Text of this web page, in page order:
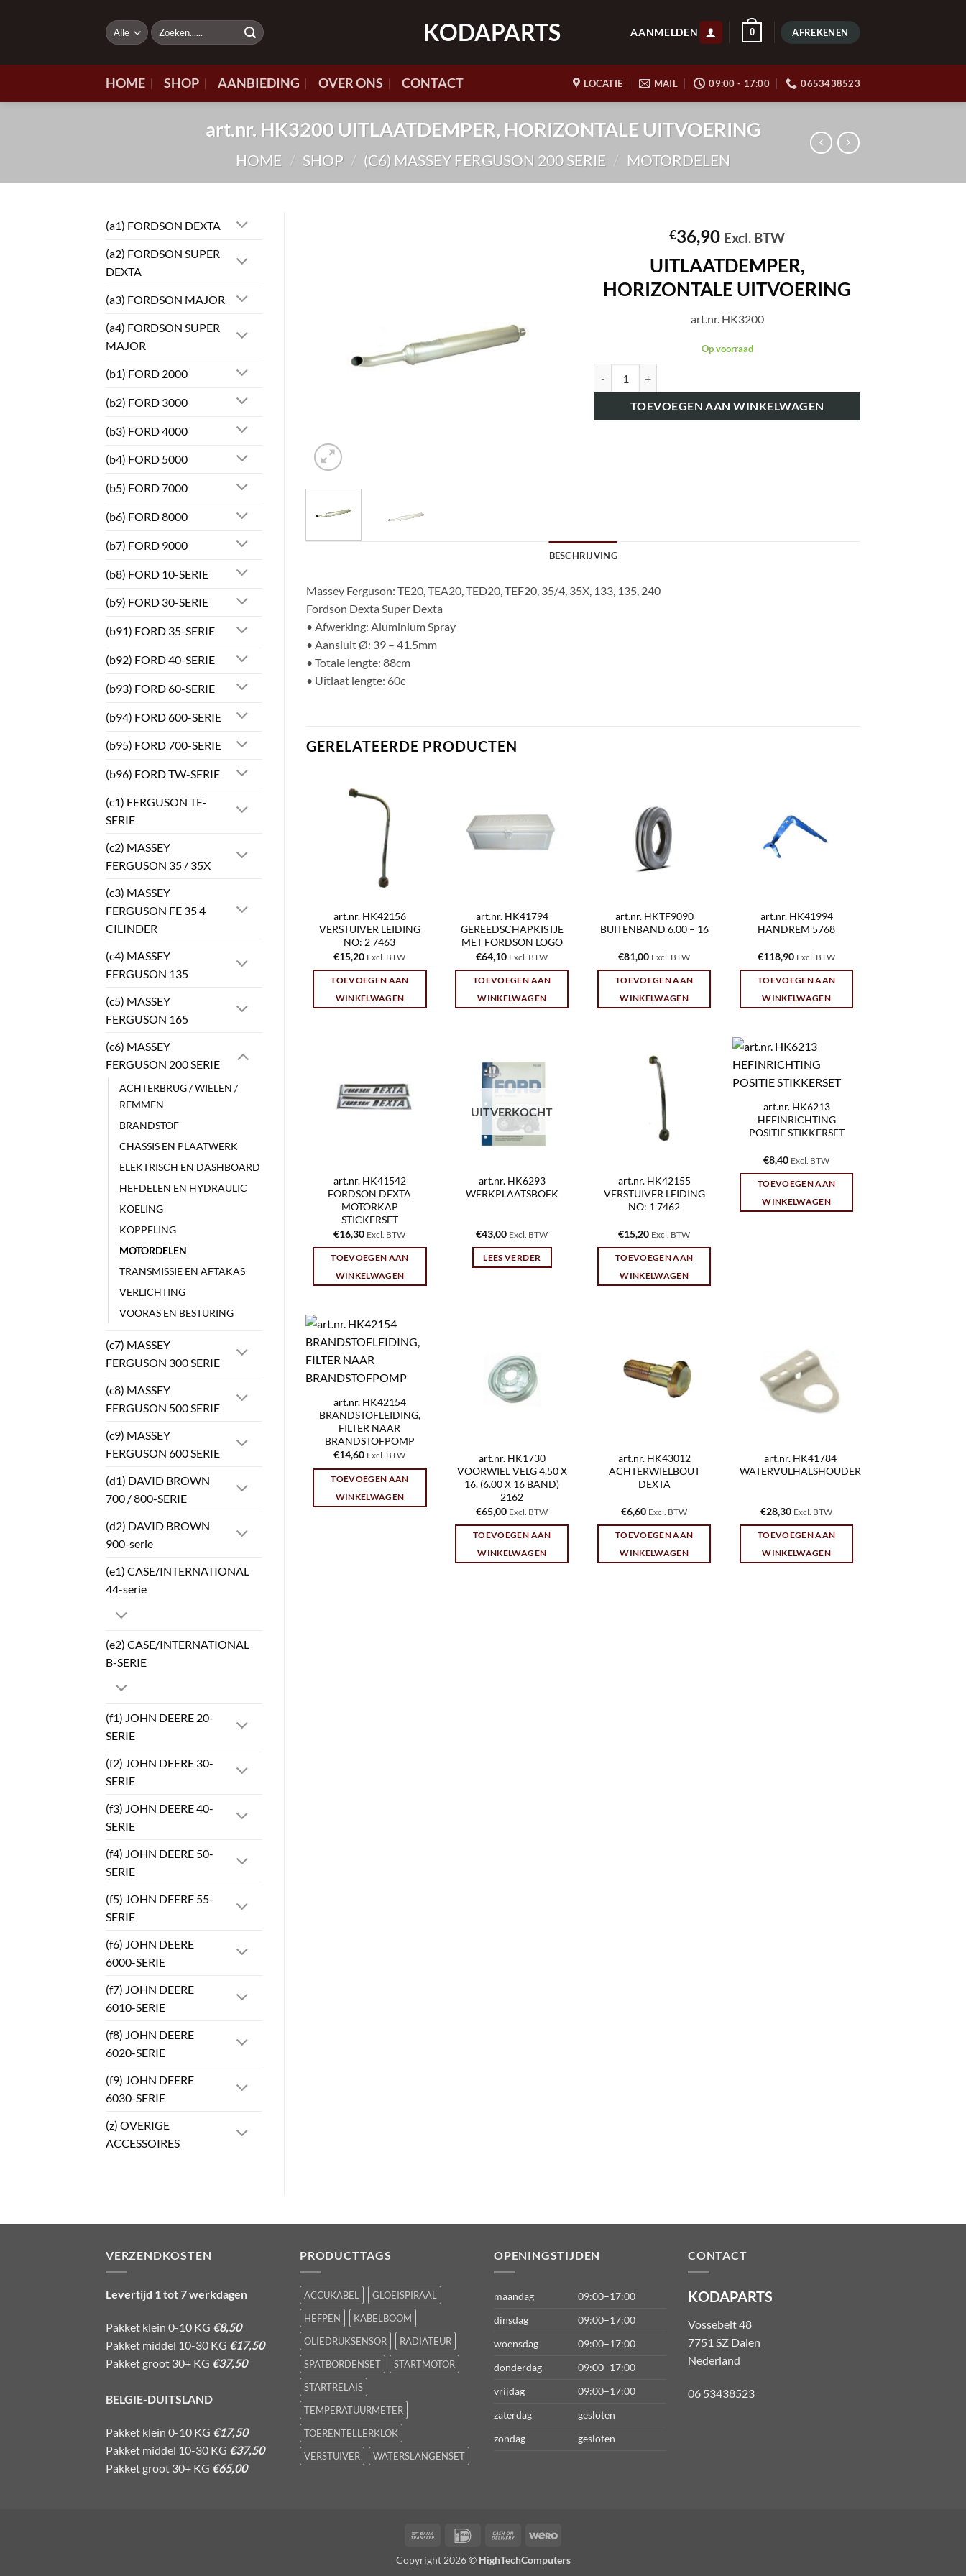
KODAPARTS
Zoeken
naar:
AANMELDEN 0 AFREKENEN
HOME SHOP AANBIEDING OVER ONS CONTACT LOCATIE MAIL 09:00 - 17:00 0653438523
art.nr. HK3200 UITLAATDEMPER, HORIZONTALE UITVOERING
HOME / SHOP / (C6) MASSEY FERGUSON 200 SERIE / MOTORDELEN
(a1) FORDSON DEXTA
(a2) FORDSON SUPER
DEXTA
(a3) FORDSON MAJOR
(a4) FORDSON SUPER
MAJOR
(b1) FORD 2000
(b2) FORD 3000
(b3) FORD 4000
(b4) FORD 5000
(b5) FORD 7000
(b6) FORD 8000
(b7) FORD 9000
(b8) FORD 10-SERIE
(b9) FORD 30-SERIE
(b91) FORD 35-SERIE
(b92) FORD 40-SERIE
(b93) FORD 60-SERIE
(b94) FORD 600-SERIE
(b95) FORD 700-SERIE
(b96) FORD TW-SERIE
(c1) FERGUSON TE-
SERIE
(c2) MASSEY
FERGUSON 35 / 35X
(c3) MASSEY
FERGUSON FE 35 4
CILINDER
(c4) MASSEY
FERGUSON 135
(c5) MASSEY
FERGUSON 165
(c6) MASSEY
FERGUSON 200 SERIE
ACHTERBRUG / WIELEN /
REMMEN
BRANDSTOF
CHASSIS EN PLAATWERK
ELEKTRISCH EN DASHBOARD
HEFDELEN EN HYDRAULIC
KOELING
KOPPELING
MOTORDELEN
TRANSMISSIE EN AFTAKAS
VERLICHTING
VOORAS EN BESTURING
(c7) MASSEY
FERGUSON 300 SERIE
(c8) MASSEY
FERGUSON 500 SERIE
(c9) MASSEY
FERGUSON 600 SERIE
(d1) DAVID BROWN
700 / 800-SERIE
(d2) DAVID BROWN
900-serie
(e1) CASE/INTERNATIONAL
44-serie
(e2) CASE/INTERNATIONAL
B-SERIE
(f1) JOHN DEERE 20-
SERIE
(f2) JOHN DEERE 30-
SERIE
(f3) JOHN DEERE 40-
SERIE
(f4) JOHN DEERE 50-
SERIE
(f5) JOHN DEERE 55-
SERIE
(f6) JOHN DEERE
6000-SERIE
(f7) JOHN DEERE
6010-SERIE
(f8) JOHN DEERE
6020-SERIE
(f9) JOHN DEERE
6030-SERIE
(z) OVERIGE
ACCESSOIRES
€36,90 Excl. BTW
UITLAATDEMPER,
HORIZONTALE UITVOERING
art.nr. HK3200
Op voorraad
TOEVOEGEN AAN WINKELWAGEN
BESCHRIJVING
Massey Ferguson: TE20, TEA20, TED20, TEF20, 35/4, 35X, 133, 135, 240
Fordson Dexta Super Dexta
• Afwerking: Aluminium Spray
• Aansluit Ø: 39 – 41.5mm
• Totale lengte: 88cm
• Uitlaat lengte: 60c
GERELATEERDE PRODUCTEN
art.nr. HK42156
VERSTUIVER LEIDING
NO: 2 7463
€15,20 Excl. BTW
TOEVOEGEN AAN
WINKELWAGEN
art.nr. HK41794
GEREEDSCHAPKISTJE
MET FORDSON LOGO
€64,10 Excl. BTW
TOEVOEGEN AAN
WINKELWAGEN
art.nr. HKTF9090
BUITENBAND 6.00 – 16
€81,00 Excl. BTW
TOEVOEGEN AAN
WINKELWAGEN
art.nr. HK41994
HANDREM 5768
€118,90 Excl. BTW
TOEVOEGEN AAN
WINKELWAGEN
art.nr. HK41542
FORDSON DEXTA
MOTORKAP
STICKERSET
€16,30 Excl. BTW
TOEVOEGEN AAN
WINKELWAGEN
UITVERKOCHT
art.nr. HK6293
WERKPLAATSBOEK
€43,00 Excl. BTW
LEES VERDER
art.nr. HK42155
VERSTUIVER LEIDING
NO: 1 7462
€15,20 Excl. BTW
TOEVOEGEN AAN
WINKELWAGEN
art.nr. HK6213
HEFINRICHTING
POSITIE STIKKERSET
€8,40 Excl. BTW
TOEVOEGEN AAN
WINKELWAGEN
art.nr. HK42154
BRANDSTOFLEIDING,
FILTER NAAR
BRANDSTOFPOMP
€14,60 Excl. BTW
TOEVOEGEN AAN
WINKELWAGEN
art.nr. HK1730
VOORWIEL VELG 4.50 X
16. (6.00 X 16 BAND)
2162
€65,00 Excl. BTW
TOEVOEGEN AAN
WINKELWAGEN
art.nr. HK43012
ACHTERWIELBOUT
DEXTA
€6,60 Excl. BTW
TOEVOEGEN AAN
WINKELWAGEN
art.nr. HK41784
WATERVULHALSHOUDER
€28,30 Excl. BTW
TOEVOEGEN AAN
WINKELWAGEN
VERZENDKOSTEN
Levertijd 1 tot 7 werkdagen
Pakket klein 0-10 KG €8,50
Pakket middel 10-30 KG €17,50
Pakket groot 30+ KG €37,50
BELGIE-DUITSLAND
Pakket klein 0-10 KG €17,50
Pakket middel 10-30 KG €37,50
Pakket groot 30+ KG €65,00
PRODUCTTAGS
ACCUKABEL
GLOEISPIRAAL
HEFPEN
KABELBOOM
OLIEDRUKSENSOR
RADIATEUR
SPATBORDENSET
STARTMOTOR
STARTRELAIS
TEMPERATUURMETER
TOERENTELLERKLOK
VERSTUIVER
WATERSLANGENSET
OPENINGSTIJDEN
maandag
09:00–17:00
dinsdag
09:00–17:00
woensdag
09:00–17:00
donderdag
09:00–17:00
vrijdag
09:00–17:00
zaterdag
gesloten
zondag
gesloten
CONTACT
KODAPARTS
Vossebelt 48
7751 SZ Dalen
Nederland
06 53438523
Bank
IDeal
Cash
Delivery
Wero
Copyright 2026 © HighTechComputers